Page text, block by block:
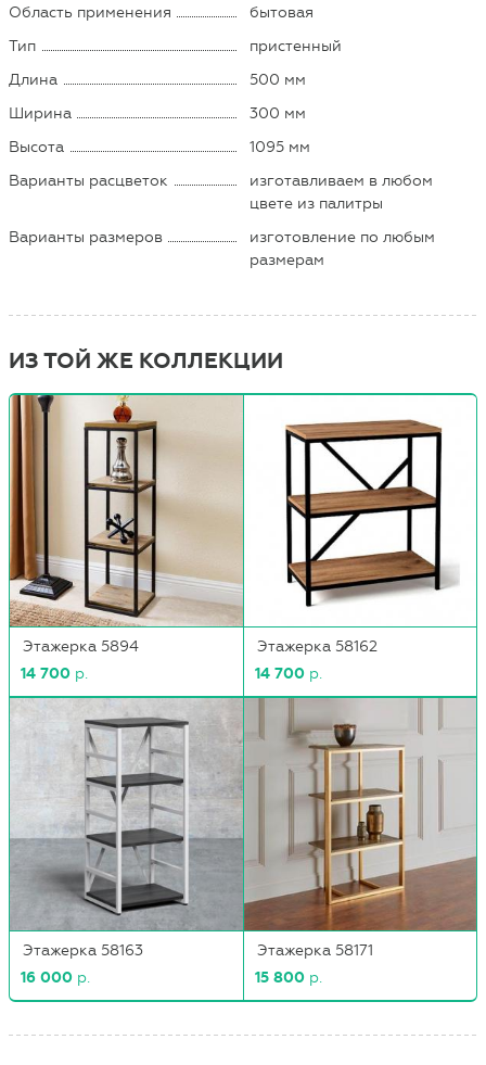
Область применения
бытовая
Тип
пристенный
Длина
500 мм
Ширина
300 мм
Высота
1095 мм
Варианты расцветок
изготавливаем в любом
цвете из палитры
Варианты размеров
изготовление по любым
размерам
ИЗ ТОЙ ЖЕ КОЛЛЕКЦИИ
Этажерка 5894
14 700 р.
Этажерка 58162
14 700 р.
Этажерка 58163
16 000 р.
Этажерка 58171
15 800 р.